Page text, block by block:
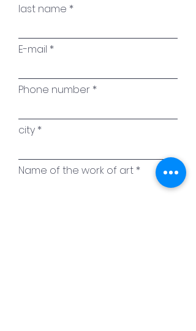
last name
E-mail
Phone number
city
Name of the work of art